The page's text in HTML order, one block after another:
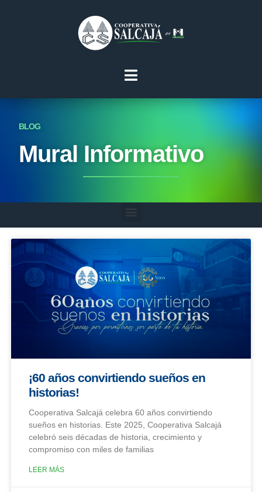
BLOG
Mural Informativo
¡60 años convirtiendo sueños en
historias!
Cooperativa Salcajá celebra 60 años convirtiendo
sueños en historias. Este 2025, Cooperativa Salcajá
celebró seis décadas de historia, crecimiento y
compromiso con miles de familias
LEER MÁS